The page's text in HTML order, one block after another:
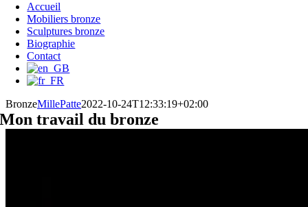
Accueil
Mobiliers bronze
Sculptures bronze
Biographie
Contact
BronzeMillePatte2022-10-24T12:33:19+02:00
Mon travail du bronze